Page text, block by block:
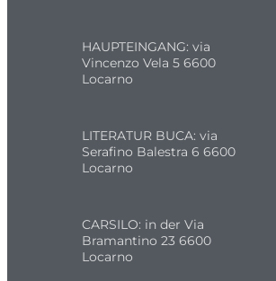
HAUPTEINGANG: via
Vincenzo Vela 5 6600
Locarno
LITERATUR BUCA: via
Serafino Balestra 6 6600
Locarno
CARSILO: in der Via
Bramantino 23 6600
Locarno